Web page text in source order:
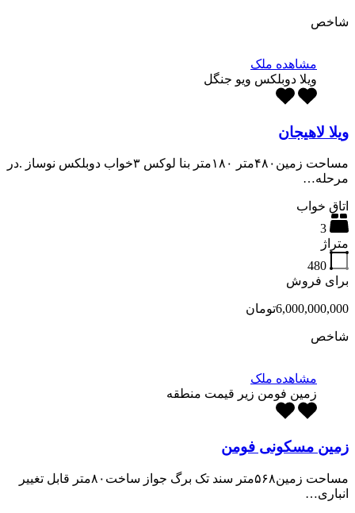
شاخص
مشاهده ملک
ویلا دوبلکس ویو جنگل
ویلا لاهیجان
مساحت زمین۴۸۰متر ۱۸۰متر بنا لوکس ۳خواب دوبلکس نوساز .در
مرحله…
اتاق خواب
3
متراژ
480
برای فروش
6,000,000,000تومان
شاخص
مشاهده ملک
زمین فومن زیر قیمت منطقه
زمین مسکونی فومن
مساحت زمین۵۶۸متر سند تک برگ جواز ساخت۸۰متر قابل تغییر
انباری…